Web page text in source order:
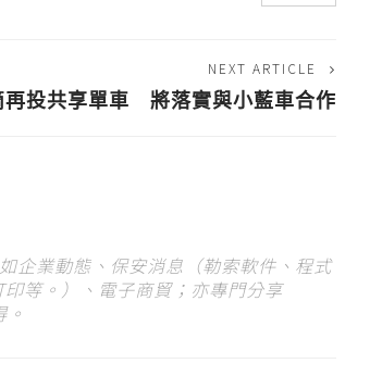
NEXT ARTICLE
再投共享單車 將落實與小藍車合作
企業動態、保安消息（勒索軟件、程式
等。）、電子商貿；亦專門分享